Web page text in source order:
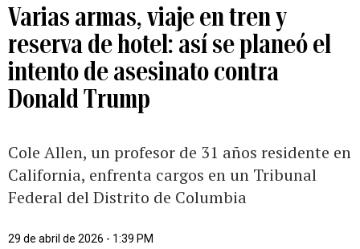
Varias armas, viaje en tren y
reserva de hotel: así se planeó el
intento de asesinato contra
Donald Trump
Cole Allen, un profesor de 31 años residente en
California, enfrenta cargos en un Tribunal
Federal del Distrito de Columbia
29 de abril de 2026 - 1:39 PM